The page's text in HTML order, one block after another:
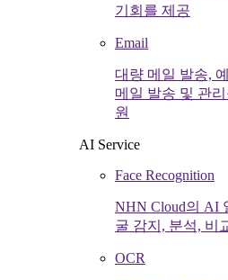
기회를 제공
Email
대량 메일 발송,
메일 발송 및 관
원
AI Service
Face Recognition
NHN Cloud의 AI
굴 감지, 분석, 비
OCR